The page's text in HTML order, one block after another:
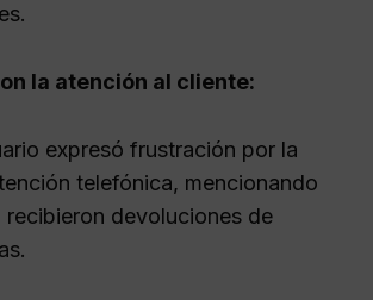
la atención al cliente:
expresó frustración por la
telefónica, mencionando
recibieron devoluciones de